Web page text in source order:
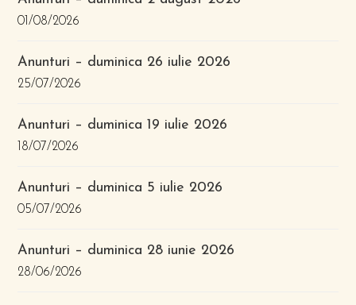
01/08/2026
Anunturi – duminica 26 iulie 2026
25/07/2026
Anunturi – duminica 19 iulie 2026
18/07/2026
Anunturi – duminica 5 iulie 2026
05/07/2026
Anunturi – duminica 28 iunie 2026
28/06/2026